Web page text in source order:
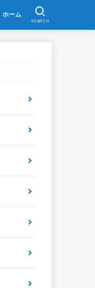
ホーム
SEARCH